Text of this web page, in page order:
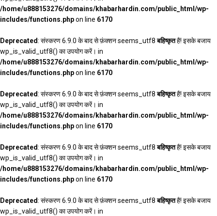
/home/u888153276/domains/khabarhardin.com/public_html/wp-
includes/functions.phpon line 6170
Deprecated: संस्करण 6.9.0 के बाद से फ़ंक्शन seems_utf8बहिष्कृतहै! इसके बजाय
wp_is_valid_utf8() का उपयोग करें। in
/home/u888153276/domains/khabarhardin.com/public_html/wp-
includes/functions.phpon line 6170
Deprecated: संस्करण 6.9.0 के बाद से फ़ंक्शन seems_utf8बहिष्कृतहै! इसके बजाय
wp_is_valid_utf8() का उपयोग करें। in
/home/u888153276/domains/khabarhardin.com/public_html/wp-
includes/functions.phpon line 6170
Deprecated: संस्करण 6.9.0 के बाद से फ़ंक्शन seems_utf8बहिष्कृतहै! इसके बजाय
wp_is_valid_utf8() का उपयोग करें। in
/home/u888153276/domains/khabarhardin.com/public_html/wp-
includes/functions.phpon line 6170
Deprecated: संस्करण 6.9.0 के बाद से फ़ंक्शन seems_utf8बहिष्कृतहै! इसके बजाय
wp_is_valid_utf8() का उपयोग करें। in